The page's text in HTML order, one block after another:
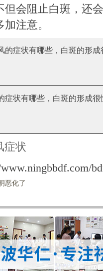
但会阻止白斑，还
注意。
的症状有哪些，白斑的形成
症状有哪些，白斑的形成
症状
恶化了